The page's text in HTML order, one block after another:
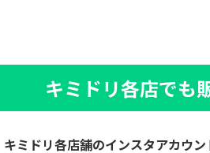
キミドリ各店でも
キミドリ各店舗のインスタアカウン